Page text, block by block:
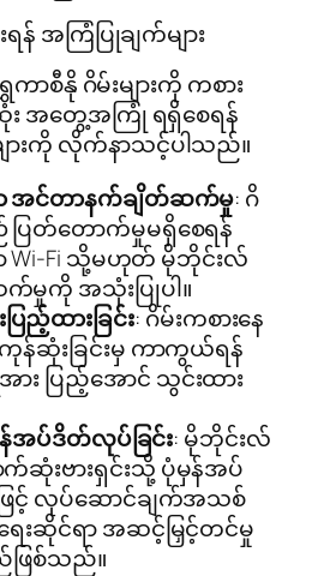
န် အကြံပြုချက်များ
ကာစီနို ဂိမ်းများကို ကစား
း အတွေ့အကြုံ ရရှိစေရန်
ားကို လိုက်နာသင့်ပါသည်။
အင်တာနက်ချိတ်ဆက်မှု: ဂိ
ပြတ်တောက်မှုမရှိစေရန်
Wi-Fi သို့မဟုတ် မိုဘိုင်းလ်
မှုကို အသုံးပြုပါ။
ည့်ထားခြင်း: ဂိမ်းကစားနေ
ဆုံးခြင်းမှ ကာကွယ်ရန်
း ပြည့်အောင် သွင်းထား
ပ်ဒိတ်လုပ်ခြင်း: မိုဘိုင်းလ်
ဆုံးဗားရှင်းသို့ ပုံမှန်အပ်
ြင့် လုပ်ဆောင်ချက်အသစ်
ရေးဆိုင်ရာ အဆင့်မြှင့်တင်မှု
ဖြစ်သည်။